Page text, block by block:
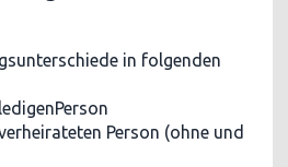
in folgenden
Person (ohne und